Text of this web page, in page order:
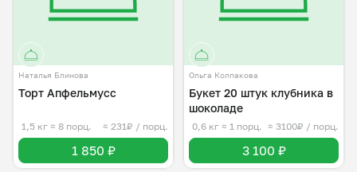
Наталья Блинова
Торт Апфельмусс
1,5 кг ≈ 8 порц. ≈ 231₽ / порц.
1 850 ₽
Ольга Колпакова
Букет 20 штук клубника в
шоколаде
0,6 кг ≈ 1 порц. ≈ 3100₽ / порц.
3 100 ₽